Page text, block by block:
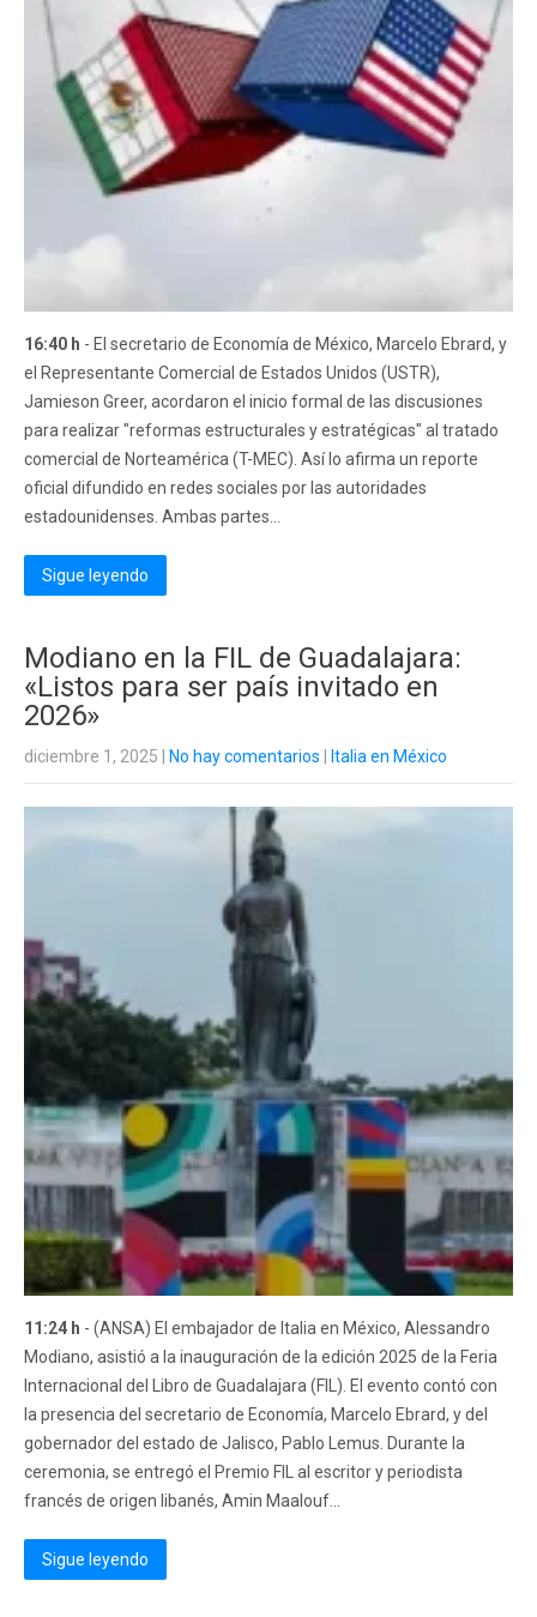
16:40 h - El secretario de Economía de México, Marcelo Ebrard, y
el Representante Comercial de Estados Unidos (USTR),
Jamieson Greer, acordaron el inicio formal de las discusiones
para realizar "reformas estructurales y estratégicas" al tratado
comercial de Norteamérica (T-MEC). Así lo afirma un reporte
oficial difundido en redes sociales por las autoridades
estadounidenses. Ambas partes...
Sigue leyendo
Modiano en la FIL de Guadalajara:
«Listos para ser país invitado en
2026»
diciembre 1, 2025 No hay comentarios Italia en México
11:24 h - (ANSA) El embajador de Italia en México, Alessandro
Modiano, asistió a la inauguración de la edición 2025 de la Feria
Internacional del Libro de Guadalajara (FIL). El evento contó con
la presencia del secretario de Economía, Marcelo Ebrard, y del
gobernador del estado de Jalisco, Pablo Lemus. Durante la
ceremonia, se entregó el Premio FIL al escritor y periodista
francés de origen libanés, Amin Maalouf...
Sigue leyendo